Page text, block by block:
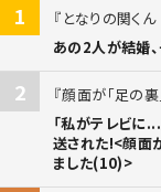
1
となりの関く
あの2人が結婚
2
顔面が「足の
「私がテレビに
送された!<顔面
ました(10)>